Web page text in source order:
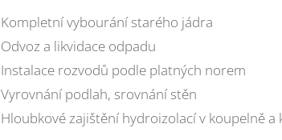
Kompletní vybourání starého jádra
Odvoz a likvidace odpadu
Instalace rozvodů podle platných norem
Vyrovnání podlah, srovnání stěn
Hloubkové zajištění hydroizolací v koupelně a